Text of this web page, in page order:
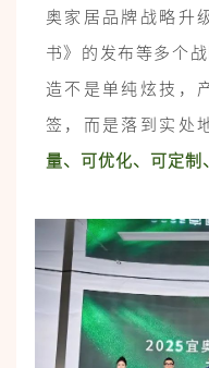
奥家居品牌战略升
书》的发布等多个
造不是单纯炫技，
签，而是落到实处
量、可优化、可定制